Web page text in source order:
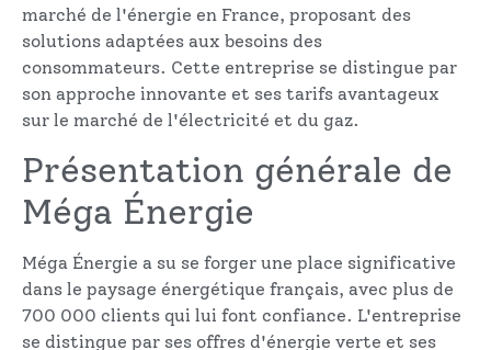
marché de l'énergie en France, proposant des
solutions adaptées aux besoins des
consommateurs. Cette entreprise se distingue par
son approche innovante et ses tarifs avantageux
sur le marché de l'électricité et du gaz.
Présentation générale de
Méga Énergie
Méga Énergie a su se forger une place significative
dans le paysage énergétique français, avec plus de
700 000 clients qui lui font confiance. L'entreprise
se distingue par ses offres d'énergie verte et ses